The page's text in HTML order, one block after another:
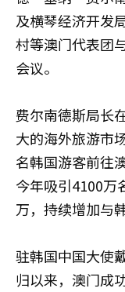
及横琴经济开发
村等澳门代表团
会议。
费尔南德斯局长
大的海外旅游市
名韩国游客前往
今年吸引4100万
万，持续增加与
驻韩国中国大使
归以来，澳门成